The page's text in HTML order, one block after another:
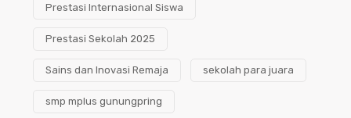
Prestasi Internasional Siswa
Prestasi Sekolah 2025
Sains dan Inovasi Remaja sekolah para juara
smp mplus gunungpring